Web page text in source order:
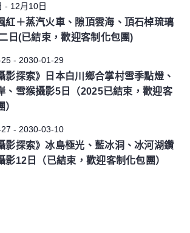
- 12月10日
紅＋蒸汽火車、隙頂雲海、頂石棹琉璃
日(已結束，歡迎客制化包團)
- 2030-01-29
影探索》日本白川鄉合掌村雪季點燈、
、雪猴攝影5日（2025已結束，歡迎客
- 2030-03-10
影探索》冰島極光、藍冰洞、冰河湖鑽
影12日（已結束，歡迎客制化包團）